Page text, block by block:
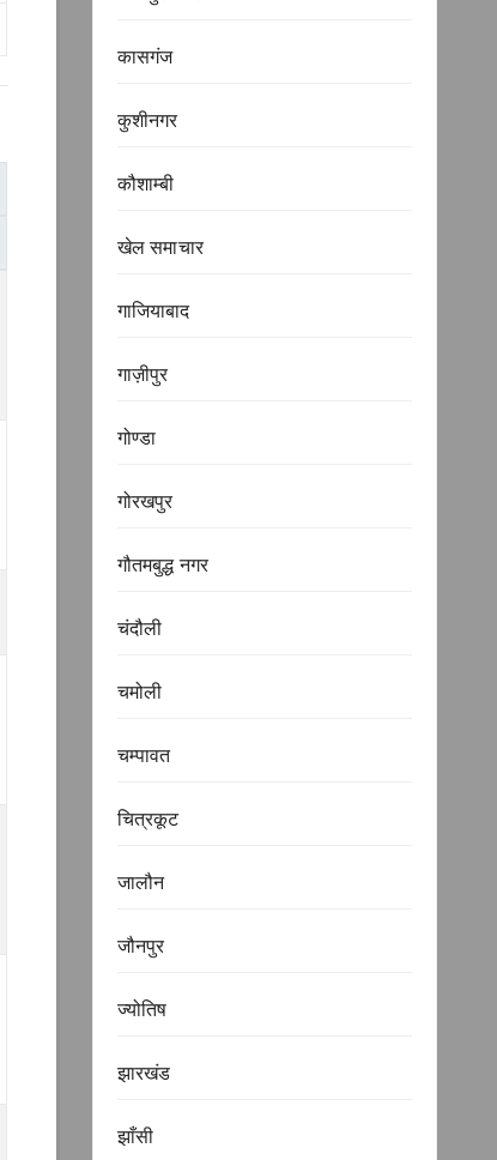
कासगंज
कुशीनगर
कौशाम्बी
खेल समाचार
गाजियाबाद
गाज़ीपुर
गोण्डा
गोरखपुर
गौतमबुद्ध नगर
चंदौली
चमोली
चम्पावत
चित्रकूट
जालौन
जौनपुर
ज्योतिष
झारखंड
झाँसी